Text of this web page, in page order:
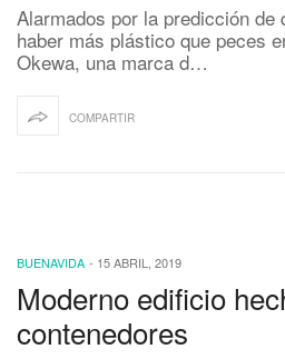
Alarmados por la predicción de
haber más plástico que peces
Okewa, una marca d…
COMPARTIR
BUENAVIDA - 15 ABRIL, 2019
Moderno edificio
contenedores